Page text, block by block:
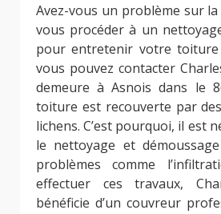
Avez-vous un problème sur
vous procéder à un
pour entretenir votre toiture
vous pouvez contacter
demeure à Asnois dans le
toiture est recouverte par
lichens. C’est pourquoi, il est
le nettoyage et
problèmes comme
effectuer ces travaux,
bénéficie d’un couvreur